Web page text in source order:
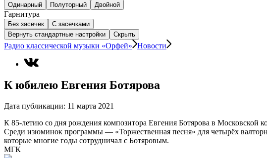
Одинарный Полуторный Двойной
Гарнитура
Без засечек
С засечками
Вернуть стандартные настройки
Скрыть
Радио классической музыки «Орфей» Новости
К юбилею Евгения Ботярова
Дата публикации: 11 марта 2021
К 85-летию со дня рождения композитора Евгения Ботярова в Московской
Среди изюминок программы — «Торжественная песня» для четырёх
которые многие годы сотрудничал с Ботяровым.
МГК